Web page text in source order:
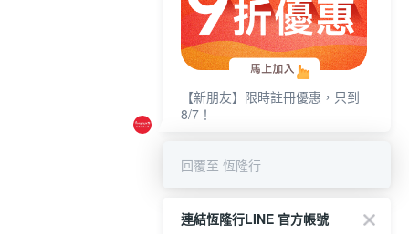
【新朋友】限時註冊優惠，只到
8/7！
回覆至 恆隆行
連結恆隆行LINE 官方帳號